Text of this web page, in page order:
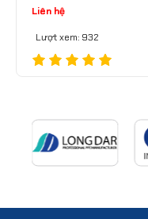
Liên hệ
Lượt xem: 932